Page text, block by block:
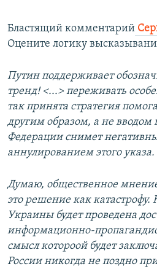
Бластящий комментарий
Оцените логику
Путин поддерживает
тренд! <...> переживать
так принята стратегия
другим образом, а не вводом
Федерации снимет
аннулированием этого
Думаю, общественное
это решение как катастрофу.
Украины будет проведена
информационно-
смысл котороой будет
России никогда не поздно